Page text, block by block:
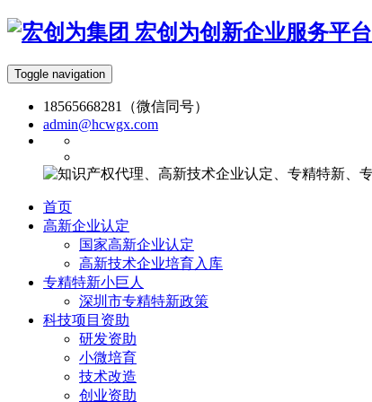
宏创为创新企业服务平台
Toggle navigation
18565668281（微信同号）
admin@hcwgx.com
首页
高新企业认定
国家高新企业认定
高新技术企业培育入库
专精特新小巨人
深圳市专精特新政策
科技项目资助
研发资助
小微培育
技术改造
创业资助